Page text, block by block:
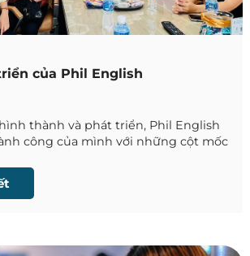
của Phil English
hình thành và phát triển, Phil English
công của mình với những cột mốc
tại Philippines cũng như trong lòng
tác.